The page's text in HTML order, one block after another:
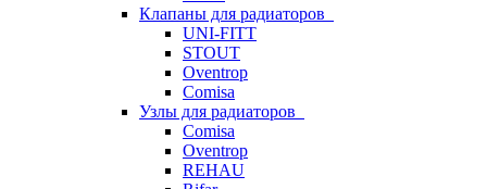
Клапаны для радиаторов
UNI-FITT
STOUT
Oventrop
Comisa
Узлы для радиаторов
Comisa
Oventrop
REHAU